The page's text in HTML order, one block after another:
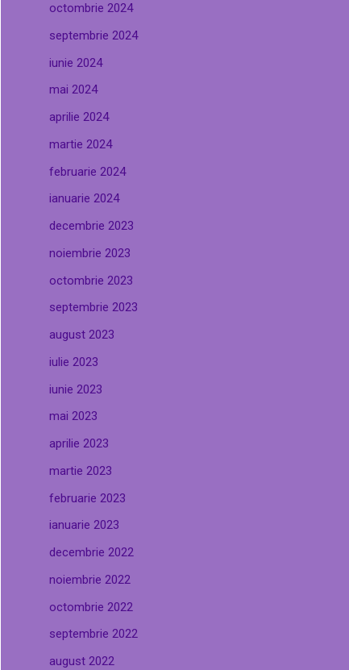
octombrie 2024
septembrie 2024
iunie 2024
mai 2024
aprilie 2024
martie 2024
februarie 2024
ianuarie 2024
decembrie 2023
noiembrie 2023
octombrie 2023
septembrie 2023
august 2023
iulie 2023
iunie 2023
mai 2023
aprilie 2023
martie 2023
februarie 2023
ianuarie 2023
decembrie 2022
noiembrie 2022
octombrie 2022
septembrie 2022
august 2022